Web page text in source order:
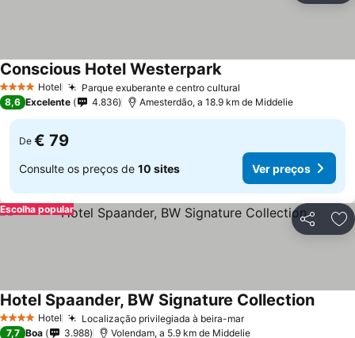
4 EstrelasHotel Parque exuberante e centro cultural
Conscious Hotel Westerpark
8,6 Excelente 4.836 Amesterdão, a 18.9 km de Middelie
De € 79
Consulte os preços de 10 sites Ver preços
Partilhar
Escolha popular
4 EstrelasHotel Localização privilegiada à beira-mar
Hotel Spaander, BW Signature Collection
7,7 Boa 3.988 Volendam, a 5.9 km de Middelie